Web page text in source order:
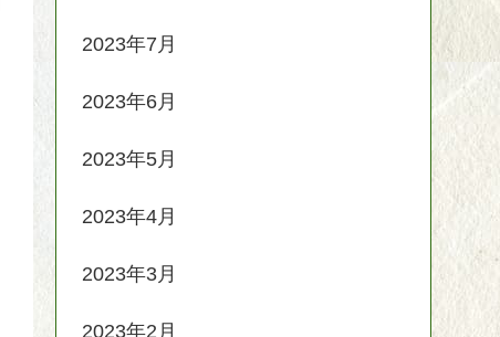
2023年7月
2023年6月
2023年5月
2023年4月
2023年3月
2023年2月